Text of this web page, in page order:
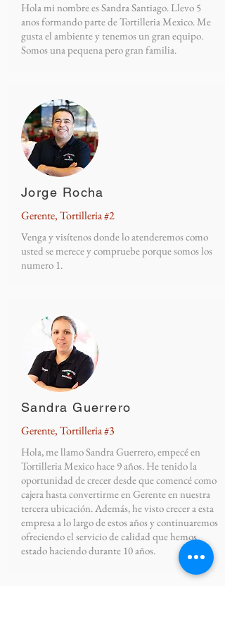
Hola mi nombre es Sandra Santiago. Llevo 5
anos formando parte de Tortilleria Mexico. Me
gusta el ambiente y tenemos un gran equipo.
Somos una pequena pero gran familia.
Venga y visítenos donde lo atenderemos como
usted se merece y compruebe porque somos los
numero 1.
Gerente, Tortilleria #2
Jorge Rocha
Hola, me llamo Sandra Guerrero, empecé en
Tortilleria Mexico hace 9 años. He tenido la
oportunidad de crecer desde que comencé como
cajera hasta convertirme en Gerente en nuestra
tercera ubicación. Además, he visto crecer a esta
empresa a lo largo de estos años y continuaremos
ofreciendo el servicio de calidad que hemos
estado haciendo durante 10 años.
Gerente, Tortilleria #3
Sandra Guerrero